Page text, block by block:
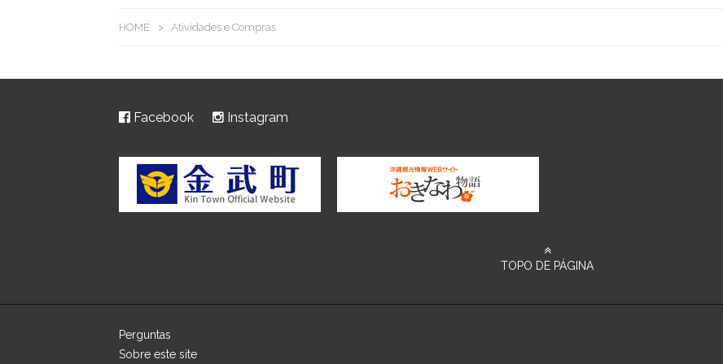
HOME > Atividades e Compras
Facebook Instagram
TOPO DE PÁGINA
Perguntas
Sobre este site